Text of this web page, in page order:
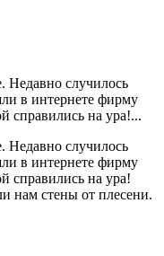
Недавно случилось
в интернете фирму
справились на ура!...
Недавно случилось
в интернете фирму
справились на ура!
нам стены от плесени.